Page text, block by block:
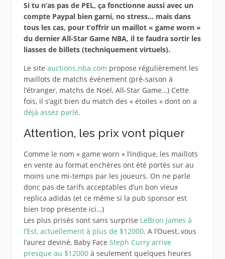
Si tu n’as pas de PEL, ça fonctionne aussi avec un
compte Paypal bien garni, no stress… mais dans
tous les cas, pour t’offrir un maillot « game worn »
du dernier All-Star Game NBA, il te faudra sortir les
liasses de billets (techniquement virtuels).
Le site auctions.nba.com propose régulièrement les
maillots de matchs événement (pré-saison à
l’étranger, matchs de Noël, All-Star Game…) Cette
fois, il s’agit bien du match des « étoiles » dont on a
déjà assez parlé.
Attention, les prix vont piquer
Comme le nom « game worn » l’indique, les maillots
en vente au format enchères ont été portés sur au
moins une mi-temps par les joueurs. On ne parle
donc pas de tarifs acceptables d’un bon vieux
replica adidas (et ce même si la pub sponsor est
bien trop présente ici…)
Les plus prisés sont sans surprise LeBron James à
l’Est, actuellement à plus de $12000. A l’Ouest, vous
l’aurez deviné, Baby Face Steph Curry arrive
presque au $12000à seulement quelques heures